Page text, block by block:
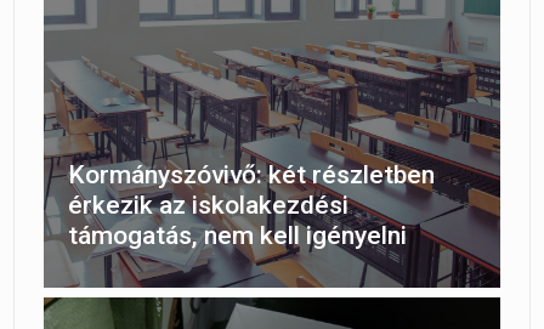
Kormányszóvivő: két részletben
érkezik az iskolakezdési
támogatás, nem kell igényelni